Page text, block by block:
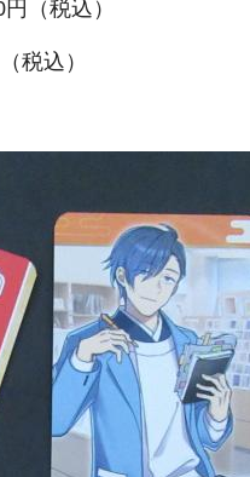
（税込）
税込）